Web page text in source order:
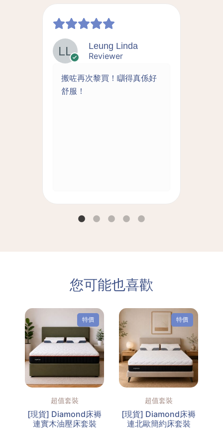
Leung Linda
Reviewer
搬咗再次黎買！瞓得真係好
舒服！
您可能也喜歡
特價
超值套裝
[現貨] Diamond床褥
連實木油壓床套裝
特價
超值套裝
[現貨] Diamond床褥
連北歐簡約床套裝